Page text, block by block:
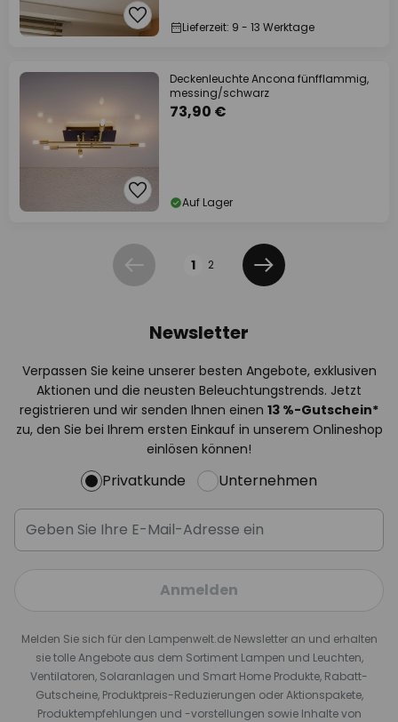
Lieferzeit: 9 - 13 Werktage
Deckenleuchte Ancona fünfflammig,
messing/schwarz
73,90 €
Auf Lager
Zurück 1 2
Weiter
Newsletter
Verpassen Sie keine unserer besten Angebote, exklusiven
Aktionen und die neusten Beleuchtungstrends. Jetzt
registrieren und wir senden Ihnen einen 13 %-Gutschein*
zu, den Sie bei Ihrem ersten Einkauf in unserem Onlineshop
einlösen können!
Privatkunde Unternehmen
Anmelden
Melden Sie sich für den Lampenwelt.de Newsletter an und erhalten
sie tolle Angebote aus dem Sortiment Lampen und Leuchten,
Ventilatoren, Solaranlagen und Smart Home Produkte, Rabatt-
Gutscheine, Produktpreis-Reduzierungen oder Aktionspakete,
Produktempfehlungen und -vorstellungen sowie Inhalte von